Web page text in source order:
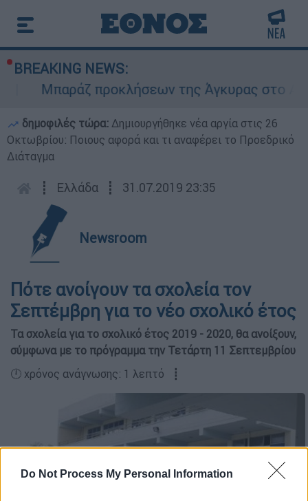
Do Not Process My Personal Information
BREAKING NEWS:
Μπαράζ προκλήσεων της Άγκυρας στο
δημοφιλές τώρα: Δημιουργήθηκε νέα αργία στις 26
Οκτωβρίου: Ποιους αφορά και τι αναφέρει το Προεδρικό
Διάταγμα
┋ Ελλάδα ┋ 31.07.2019 23:35
Newsroom
Πότε ανοίγουν τα σχολεία τον
Σεπτέμβρη για το νέο σχολικό έτος
Τα σχολεία για το σχολικό έτος 2019 - 2020, θα ανοίξουν,
σύμφωνα με το πρόγραμμα την Τετάρτη 11 Σεπτεμβρίου
🕛 χρόνος ανάγνωσης: 1 λεπτό ┋